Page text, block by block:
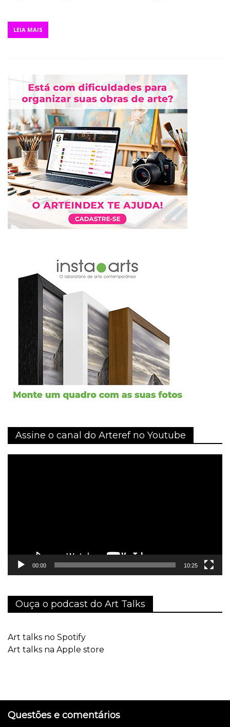
LEIA MAIS
Assine o canal do Arteref no Youtube
00:00 10:25
Ouça o podcast do Art Talks
Art talks no Spotify
Art talks na Apple store
Questões e comentários